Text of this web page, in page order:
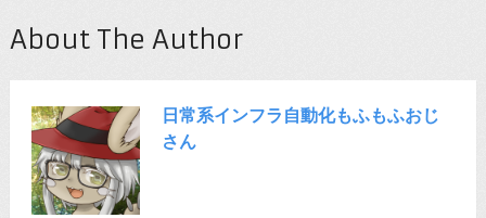
About The Author
日常系インフラ自動化もふもふおじ
さん